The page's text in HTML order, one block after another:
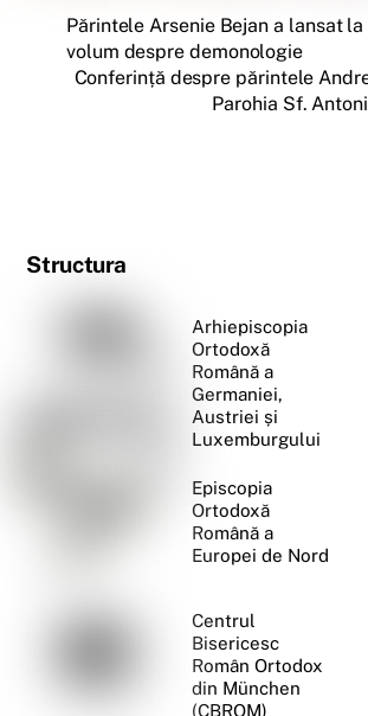
Părintele Arsenie Bejan a lansat la
volum despre demonologie
Conferință despre părintele
Parohia Sf.
Structura
Arhiepiscopia
Ortodoxă
Română a
Germaniei,
Austriei și
Luxemburgului
Episcopia
Ortodoxă
Română a
Europei de Nord
Centrul
Bisericesc
Român Ortodox
din München
(CBROM)